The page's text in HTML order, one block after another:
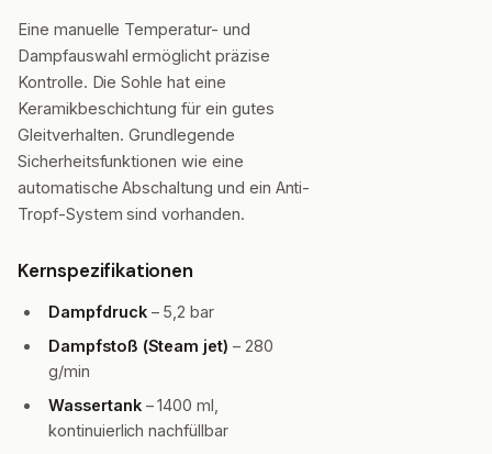
Eine manuelle Temperatur- und
Dampfauswahl ermöglicht präzise
Kontrolle. Die Sohle hat eine
Keramikbeschichtung für ein gutes
Gleitverhalten. Grundlegende
Sicherheitsfunktionen wie eine
automatische Abschaltung und ein Anti-
Tropf-System sind vorhanden.
Kernspezifikationen
Dampfdruck– 5,2 bar
Dampfstoß (Steam jet) – 280
g/min
Wassertank– 1400 ml,
kontinuierlich nachfüllbar